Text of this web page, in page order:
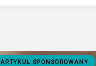
ARTYKUŁ SPONSOROWANY